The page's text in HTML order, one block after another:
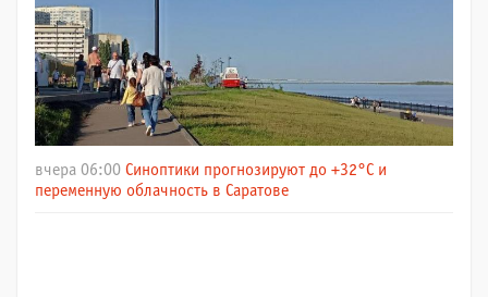
вчера 06:00 Синоптики прогнозируют до +32°C и
переменную облачность в Саратове